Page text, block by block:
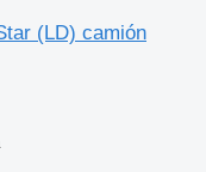
(LD) camión